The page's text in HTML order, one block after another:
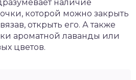
наличие
которой можно закрыть
открыть его. А также
ароматной лаванды или
цветов.